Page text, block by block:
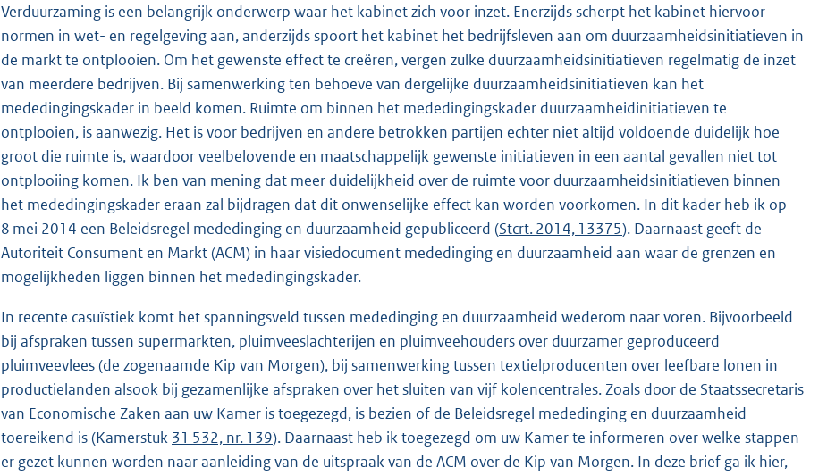
4
2
K
b
Verduurzaming is een belangrijk onderwerp waar het kabinet zich voor inzet. Enerzijds scherpt het kabinet hiervoor
normen in wet- en regelgeving aan, anderzijds spoort het kabinet het bedrijfsleven aan om duurzaamheidsinitiatieven in
de markt te ontplooien. Om het gewenste effect te creëren, vergen zulke duurzaamheidsinitiatieven regelmatig de inzet
van meerdere bedrijven. Bij samenwerking ten behoeve van dergelijke duurzaamheidsinitiatieven kan het
mededingingskader in beeld komen. Ruimte om binnen het mededingingskader duurzaamheidinitiatieven te
ontplooien, is aanwezig. Het is voor bedrijven en andere betrokken partijen echter niet altijd voldoende duidelijk hoe
groot die ruimte is, waardoor veelbelovende en maatschappelijk gewenste initiatieven in een aantal gevallen niet tot
ontplooiing komen. Ik ben van mening dat meer duidelijkheid over de ruimte voor duurzaamheidsinitiatieven binnen
het mededingingskader eraan zal bijdragen dat dit onwenselijke effect kan worden voorkomen. In dit kader heb ik op
8 mei 2014 een Beleidsregel mededinging en duurzaamheid gepubliceerd (Stcrt. 2014, 13375). Daarnaast geeft de
Autoriteit Consument en Markt (ACM) in haar visiedocument mededinging en duurzaamheid aan waar de grenzen en
mogelijkheden liggen binnen het mededingingskader.
In recente casuïstiek komt het spanningsveld tussen mededinging en duurzaamheid wederom naar voren. Bijvoorbeeld
bij afspraken tussen supermarkten, pluimveeslachterijen en pluimveehouders over duurzamer geproduceerd
pluimveevlees (de zogenaamde Kip van Morgen), bij samenwerking tussen textielproducenten over leefbare lonen in
productielanden alsook bij gezamenlijke afspraken over het sluiten van vijf kolencentrales. Zoals door de Staatssecretaris
van Economische Zaken aan uw Kamer is toegezegd, is bezien of de Beleidsregel mededinging en duurzaamheid
toereikend is (Kamerstuk 31 532, nr. 139). Daarnaast heb ik toegezegd om uw Kamer te informeren over welke stappen
er gezet kunnen worden naar aanleiding van de uitspraak van de ACM over de Kip van Morgen. In deze brief ga ik hier,